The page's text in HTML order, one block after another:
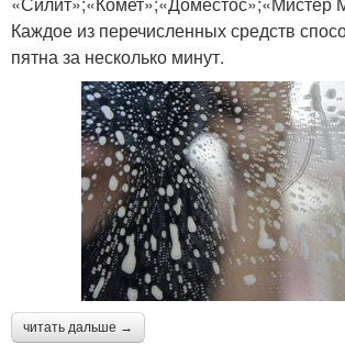
Каждое из перечисленных средств
пятна за несколько минут.
читать дальше →